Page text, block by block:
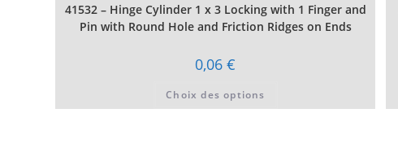
41532 – Hinge Cylinder 1 x 3 Locking with 1 Finger and
Pin with Round Hole and Friction Ridges on Ends
0,06€
Choix des options
a